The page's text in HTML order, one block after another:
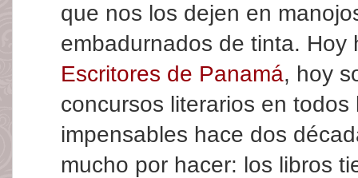
que nos los dejen en
embadurnados de tinta. Hoy
Escritores de Panamá, hoy
concursos literarios en
impensables hace dos
mucho por hacer: los libros